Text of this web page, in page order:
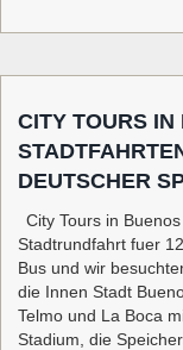
CITY TOURS IN
DEUTSCHER
City Tours in
Stadtrundfahrt fuer
Bus und wir
die Innen Stadt
Telmo und La Boca
Stadium, die